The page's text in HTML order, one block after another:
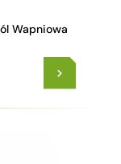
Wapniowa